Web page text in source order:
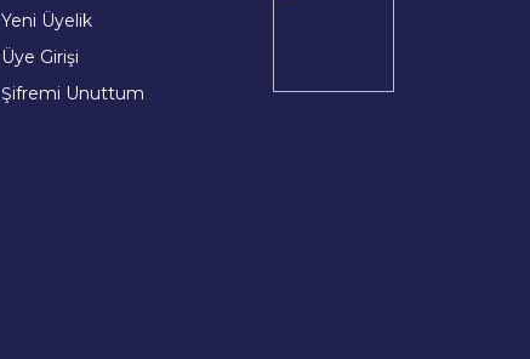
Yeni Üyelik
Üye Girişi
Şifremi Unuttum